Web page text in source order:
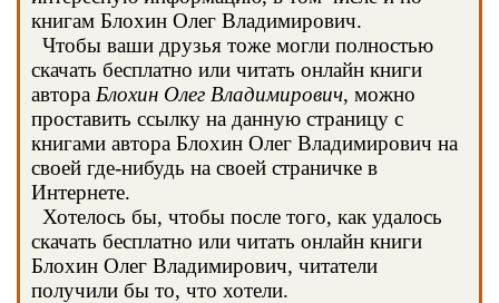
книгам Блохин Олег Владимирович.
Чтобы ваши друзья тоже могли полностью
скачать бесплатно или читать онлайн книги
автора Блохин Олег Владимирович, можно
проставить ссылку на данную страницу с
книгами автора Блохин Олег Владимирович на
своей где-нибудь на своей страничке в
Интернете.
Хотелось бы, чтобы после того, как удалось
скачать бесплатно или читать онлайн книги
Блохин Олег Владимирович, читатели
получили бы то, что хотели.